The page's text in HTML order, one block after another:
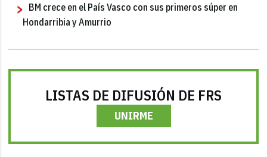
BM crece en el País Vasco con sus primeros súper en
Hondarribia y Amurrio
LISTAS DE DIFUSIÓN DE FRS
UNIRME